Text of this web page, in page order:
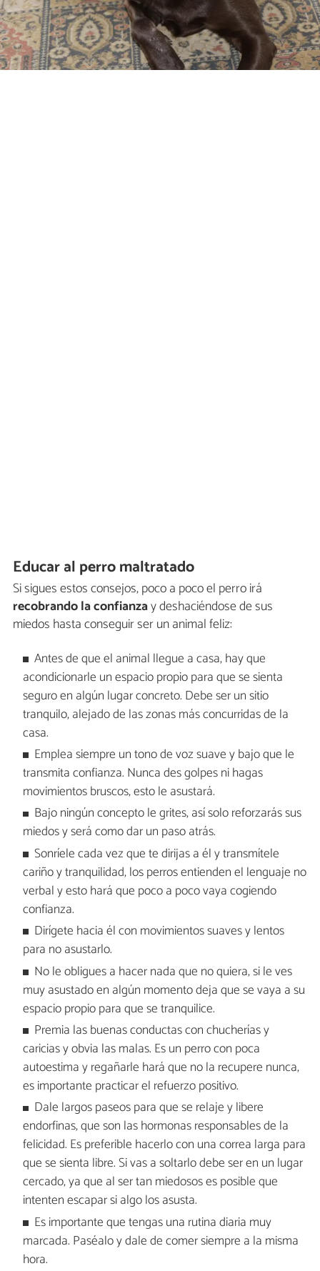
Educar al perro maltratado
Si sigues estos consejos, poco a poco el perro irá
recobrando la confianzay deshaciéndose de sus
miedos hasta conseguir ser un animal feliz:
Antes de que el animal llegue a casa, hay que
acondicionarle un espacio propio para que se sienta
seguro en algún lugar concreto. Debe ser un sitio
tranquilo, alejado de las zonas más concurridas de la
casa.
Emplea siempre un tono de voz suave y bajo que le
transmita confianza. Nunca des golpes ni hagas
movimientos bruscos, esto le asustará.
Bajo ningún concepto le grites, así solo reforzarás sus
miedos y será como dar un paso atrás.
Sonríele cada vez que te dirijas a él y transmítele
cariño y tranquilidad, los perros entienden el lenguaje no
verbal y esto hará que poco a poco vaya cogiendo
confianza.
Dirígete hacia él con movimientos suaves y lentos
para no asustarlo.
No le obligues a hacer nada que no quiera, si le ves
muy asustado en algún momento deja que se vaya a su
espacio propio para que se tranquilice.
Premia las buenas conductas con chucherías y
caricias y obvia las malas. Es un perro con poca
autoestima y regañarle hará que no la recupere nunca,
es importante practicar el refuerzo positivo.
Dale largos paseos para que se relaje y libere
endorfinas, que son las hormonas responsables de la
felicidad. Es preferible hacerlo con una correa larga para
que se sienta libre. Si vas a soltarlo debe ser en un lugar
cercado, ya que al ser tan miedosos es posible que
intenten escapar si algo los asusta.
Es importante que tengas una rutina diaria muy
marcada. Paséalo y dale de comer siempre a la misma
hora.